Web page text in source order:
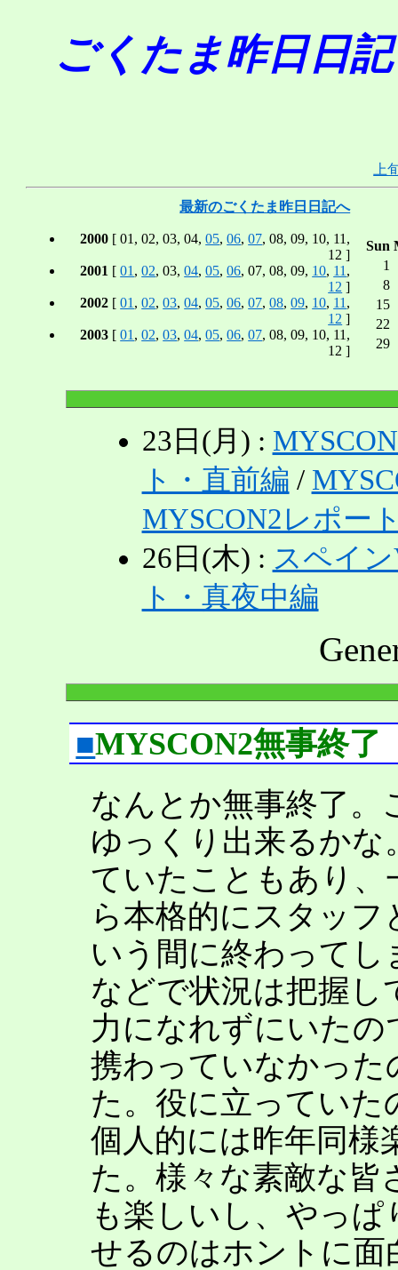
ごくたま昨日日
上
最新のごくたま昨日日記へ
2000 [ 01, 02, 03, 04,05,06,07, 08, 09, 10, 11,
12 ]
2001 [01 ,02, 03,04,05,06, 07, 08, 09, 10, 11 ,
12 ]
2002 [01 ,02,03,04,05,06,07,08,09, 10, 11 ,
12 ]
2003 [01 ,02,03,04,05,06,07, 08, 09, 10, 11,
12 ]
Sun
1
8
15
22
29
23日(月) :
ト・直前編 /
MYSCON2レポー
26日(木) : スペイ
ト・真夜中編
■MYSCON2無事終了
なんとか無事終了。
ゆっくり出来るかな
ていたこともあり
ら本格的にスタッ
いう間に終わって
などで状況は把握
力になれずにいたの
携わっていなかっ
た。役に立っていた
個人的には昨年同様
た。様々な素敵な皆
も楽しいし、やっ
せるのはホントに面